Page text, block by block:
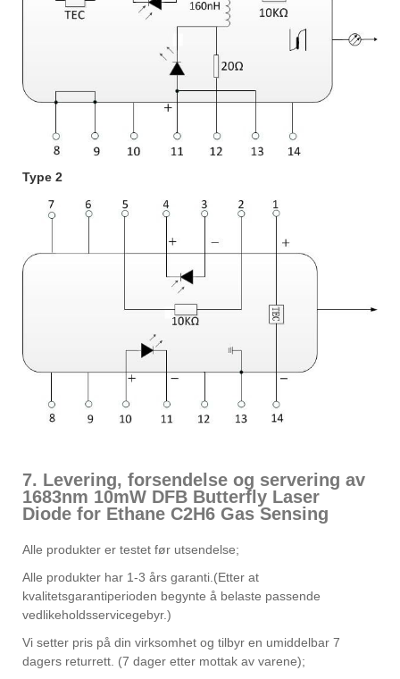
Type 2
7. Levering, forsendelse og servering av
1683nm 10mW DFB Butterfly Laser
Diode for Ethane C2H6 Gas Sensing
Alle produkter er testet før utsendelse;
Alle produkter har 1-3 års garanti.(Etter at
kvalitetsgarantiperioden begynte å belaste passende
vedlikeholdsservicegebyr.)
Vi setter pris på din virksomhet og tilbyr en umiddelbar 7
dagers returrett. (7 dager etter mottak av varene);